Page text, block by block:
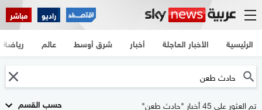
راديو مباشر
الرئيسية الأخبار العاجلة أخبار شرق أوسط عالم رياضة
حسب القسم تم العثور على 45 أخبار "حادث طعن"